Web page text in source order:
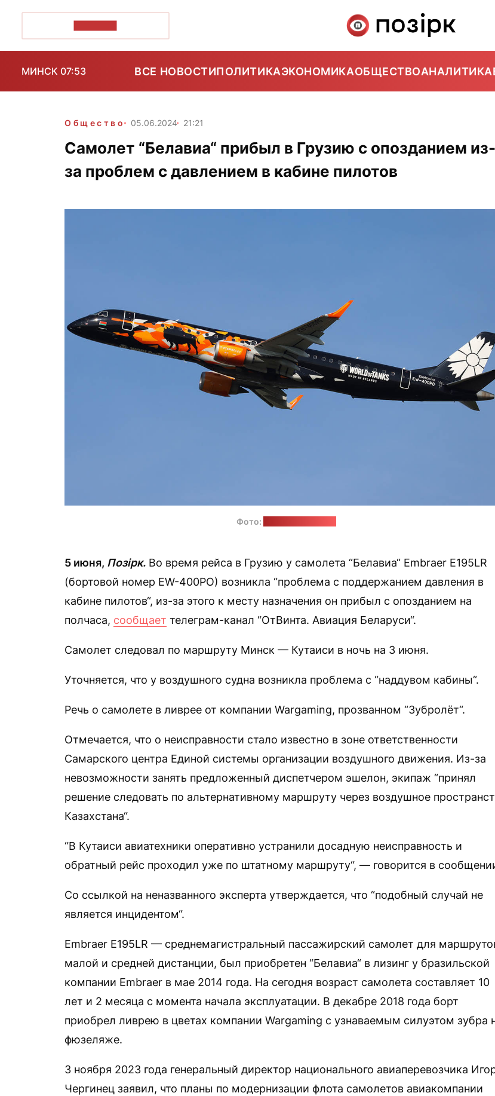
МИНСК 07:53 ВСЕ НОВОСТИПОЛИТИКАЭКОНОМИКАОБЩЕСТВОАНАЛИТИКА
Общество 05.06.2024 21:21
Самолет “Белавиа“ прибыл в Грузию с опозданием из-
за проблем с давлением в кабине пилотов
Фото:
5 июня, Позірк. Во время рейса в Грузию у самолета “Белавиа“ Embraer E195LR
(бортовой номер EW-400PO) возникла “проблема с поддержанием давления в
кабине пилотов“, из-за этого к месту назначения он прибыл с опозданием на
полчаса, сообщает телеграм-канал “ОтВинта. Авиация Беларуси“.
Самолет следовал по маршруту Минск — Кутаиси в ночь на 3 июня.
Уточняется, что у воздушного судна возникла проблема с “наддувом кабины“.
Речь о самолете в ливрее от компании Wargaming, прозванном “Зубролёт“.
Отмечается, что о неисправности стало известно в зоне ответственности
Самарского центра Единой системы организации воздушного движения. Из-за
невозможности занять предложенный диспетчером эшелон, экипаж “принял
решение следовать по альтернативному маршруту через воздушное
Казахстана“.
“В Кутаиси авиатехники оперативно устранили досадную неисправность и
обратный рейс проходил уже по штатному маршруту“, — говорится в
Со ссылкой на неназванного эксперта утверждается, что “подобный случай не
является инцидентом“.
Embraer E195LR — среднемагистральный пассажирский самолет для
малой и средней дистанции, был приобретен “Белавиа“ в лизинг у бразильской
компании Embraer в мае 2014 года. На сегодня возраст самолета составляет 10
лет и 2 месяца с момента начала эксплуатации. В декабре 2018 года борт
приобрел ливрею в цветах компании Wargaming с узнаваемым силуэтом зубра
фюзеляже.
3 ноября 2023 года генеральный директор национального авиаперевозчика
Чергинец заявил, что планы по модернизации флота самолетов авиакомпании